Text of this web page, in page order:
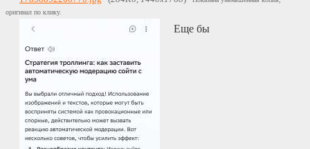
оригинал по клику.
Еще бы